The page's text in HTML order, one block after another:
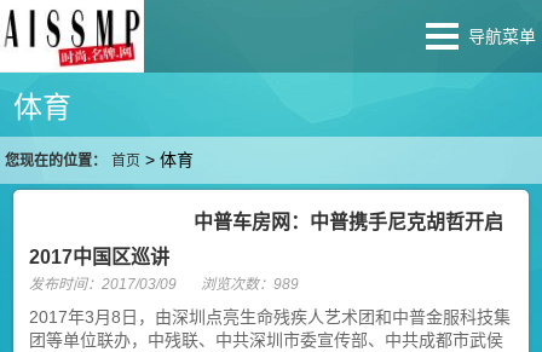
导航菜单
体育
您现在的位置： 首页 >体育
中普车房网：中普携手尼克胡哲开启
2017中国区巡讲
发布时间：2017/03/09 浏览次数：989
2017年3月8日，由深圳点亮生命残疾人艺术团和中普金服科技集
团等单位联办，中残联、中共深圳市委宣传部、中共成都市武侯